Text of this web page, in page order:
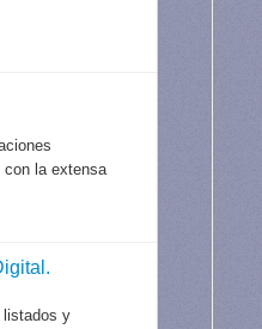
la extensa
listados y